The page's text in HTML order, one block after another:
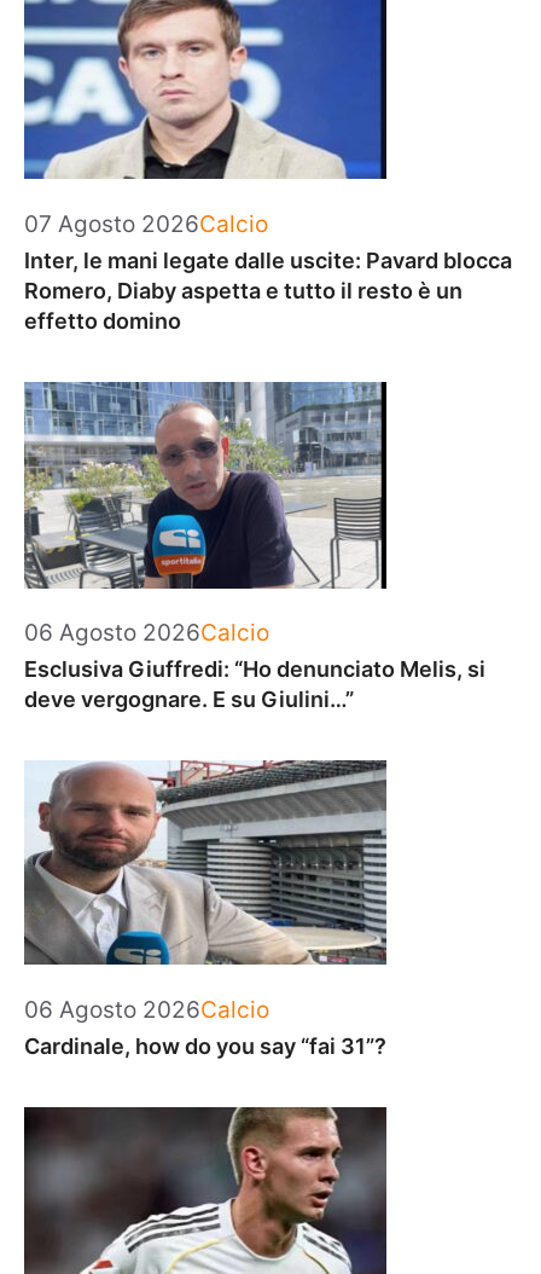
07 Agosto 2026Categorie
Calcio
Inter, le mani legate dalle uscite: Pavard blocca
Romero, Diaby aspetta e tutto il resto è un
effetto domino
06 Agosto 2026Categorie
Calcio
Esclusiva Giuffredi: “Ho denunciato Melis, si
deve vergognare. E su Giulini…”
06 Agosto 2026Categorie
Calcio
Cardinale, how do you say “fai 31”?